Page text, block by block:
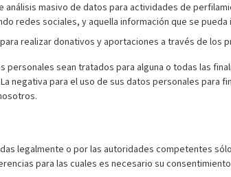
masivo de datos para actividades de
redes sociales, y aquella información que se
realizar donativos y aportaciones a través de los
personales sean tratados para alguna o todas las
La negativa para el uso de sus datos personales
legalmente o por las autoridades competentes
para las cuales es necesario su